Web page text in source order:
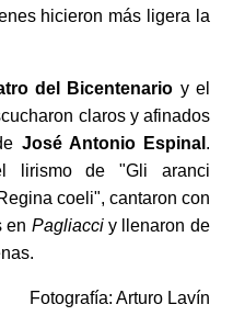
hicieron más ligera la
del Bicentenario y el
claros y afinados
José Antonio Espinal .
lirismo de "Gli aranci
coeli", cantaron con
en Pagliacciy llenaron de
Fotografía: Arturo Lavín